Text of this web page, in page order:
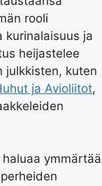
rooli
kurinalaisuus ja
heijastelee
julkkisten, kuten
ja Avioliitot,
ymmärtää